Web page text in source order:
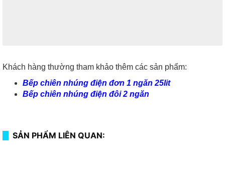
Khách hàng thường tham khảo thêm các sản phẩm:
Bếp chiên nhúng điện đơn 1 ngăn 25lit
Bếp chiên nhúng điện đôi 2 ngăn
SẢN PHẨM LIÊN QUAN: